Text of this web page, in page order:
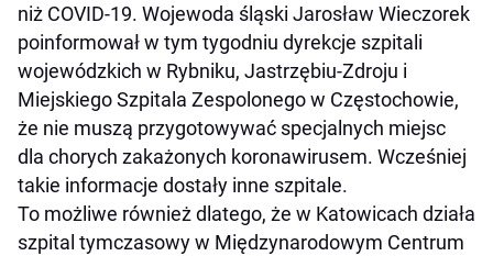
niż COVID-19. Wojewoda śląski Jarosław Wieczorek
poinformował w tym tygodniu dyrekcje szpitali
wojewódzkich w Rybniku, Jastrzębiu-Zdroju i
Miejskiego Szpitala Zespolonego w Częstochowie,
że nie muszą przygotowywać specjalnych miejsc
dla chorych zakażonych koronawirusem. Wcześniej
takie informacje dostały inne szpitale.
To możliwe również dlatego, że w Katowicach działa
szpital tymczasowy w Międzynarodowym Centrum